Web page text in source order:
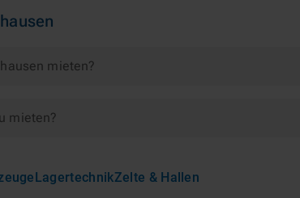
mieten?
mieten?
LagertechnikZelte & Hallen